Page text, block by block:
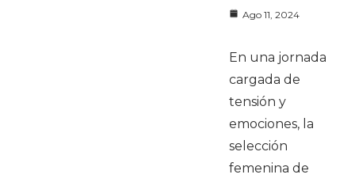
Ago 11, 2024
En una jornada
cargada de
tensión y
emociones, la
selección
femenina de